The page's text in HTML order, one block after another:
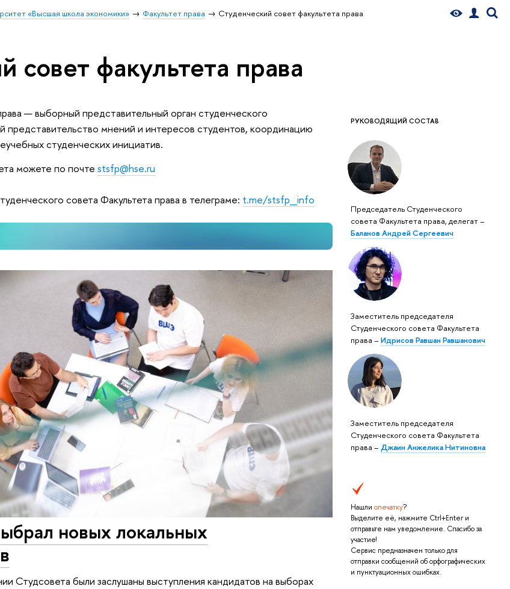
«Высшая школа экономики» Факультет права Студенческий совет факультета права
совет факультета права
РУКОВОДЯЩИЙ СОСТАВ
Председатель Студенческого
совета Факультета права, делегат –
Баланов Андрей Сергеевич
Заместитель председателя
Студенческого совета Факультета
права – Идрисов Равшан Равшанович
Заместитель председателя
Студенческого совета Факультета
права – Джаин Анжелика Нитиновна
Нашли опечатку?
Выделите её, нажмите Ctrl+Enter и
отправьте нам уведомление. Спасибо за
участие!
Сервис предназначен только для
отправки сообщений об орфографических
и пунктуационных ошибках.
— выборный представительный орган студенческого
представительство мнений и интересов студентов, координацию
студенческих инициатив.
можете по почте stsfp@hse.ru
совета Факультета права в телеграме: t.me/stsfp_info
новых локальных
Студсовета были заслушаны выступления кандидатов на выборах